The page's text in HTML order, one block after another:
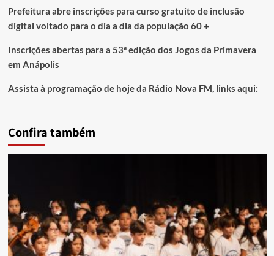
Prefeitura abre inscrições para curso gratuito de inclusão
digital voltado para o dia a dia da população 60 +
Inscrições abertas para a 53ª edição dos Jogos da Primavera
em Anápolis
Assista à programação de hoje da Rádio Nova FM, links aqui:
Confira também